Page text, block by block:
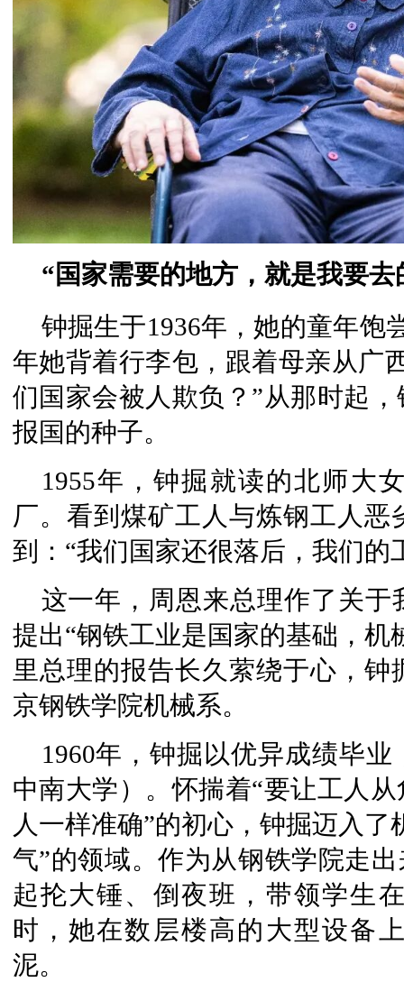
“国家需要的地方，就是我要去
钟掘生于1936年，她的童年饱
年她背着行李包，跟着母亲从广
们国家会被人欺负？”从那时起
报国的种子。
1955年，钟掘就读的北师大
厂。看到煤矿工人与炼钢工人
到：“我们国家还很落后，我们的
这一年，周恩来总理作了关
提出“钢铁工业是国家的基础，
里总理的报告长久萦绕于心，
京钢铁学院机械系。
1960年，钟掘以优异成绩毕
中南大学）。怀揣着“要让工人
人一样准确”的初心，钟掘迈入
气”的领域。作为从钢铁学院走
起抡大锤、倒夜班，带领学生
时，她在数层楼高的大型设备
泥。